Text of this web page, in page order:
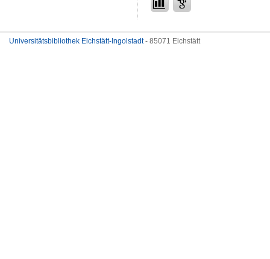
Universitätsbibliothek Eichstätt-Ingolstadt- 85071 Eichstätt